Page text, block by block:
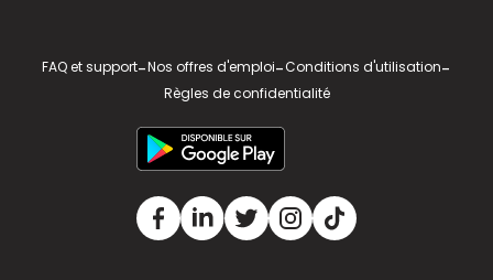
FAQ et support-Nos offres d'emploi-Conditions d'utilisation-
Règles de confidentialité